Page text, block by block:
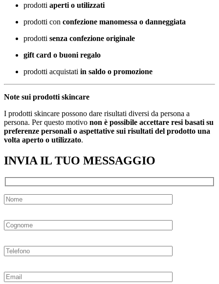
prodotti aperti o utilizzati
prodotti con confezione manomessa o danneggiata
prodotti senza confezione originale
gift card o buoni regalo
prodotti acquistati in saldo o promozione
Note sui prodotti skincare
I prodotti skincare possono dare risultati diversi da persona a
persona. Per questo motivo non è possibile accettare resi basati su
preferenze personali o aspettative sui risultati del prodotto una
volta aperto o utilizzato.
INVIA IL TUO MESSAGGIO